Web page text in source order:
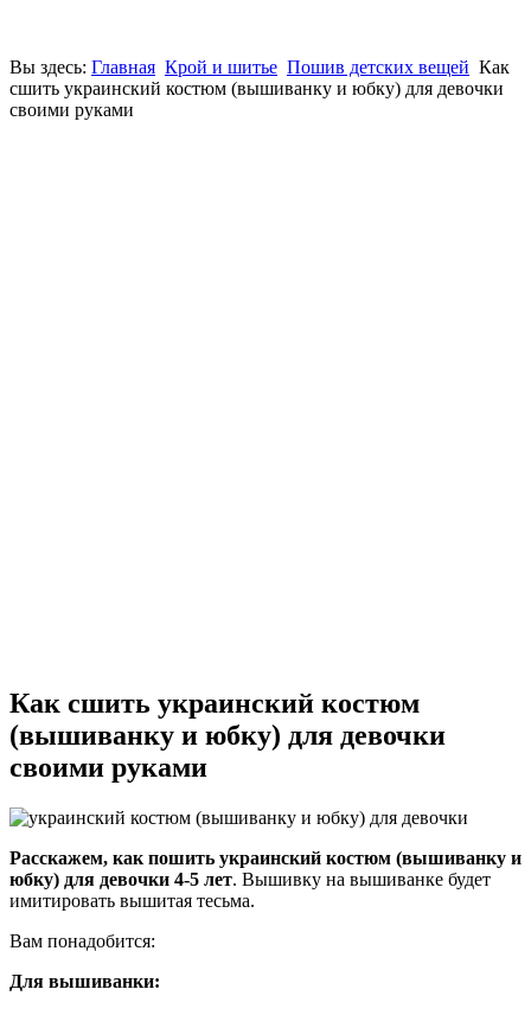
Вы здесь: Главная Крой и шитье Пошив детских вещей Как
сшить украинский костюм (вышиванку и юбку) для девочки
своими руками
Как сшить украинский костюм
(вышиванку и юбку) для девочки
своими руками
Расскажем, как пошить украинский костюм (вышиванку и
юбку) для девочки 4-5 лет. Вышивку на вышиванке будет
имитировать вышитая тесьма.
Вам понадобится:
Для вышиванки: